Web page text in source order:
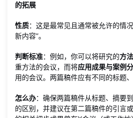
的拓展
性质：这是最常见且通常被允许的情
新内容”。
判断标准：例如，你可以将研究的方
重方法的会议，而将应用成果与案例
用的会议。两篇稿件应有不同的标题
怎么办：确保两篇稿件从标题、摘要
的区别，并建议在第二篇稿件的引言